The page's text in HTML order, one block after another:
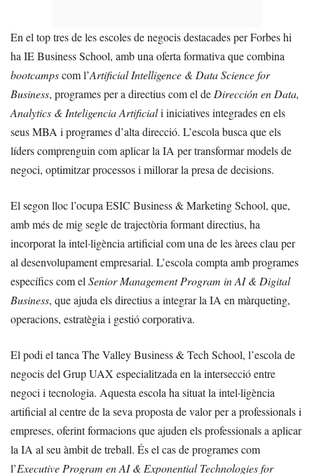
En el top tres de les escoles de negocis destacades per Forbes hi
ha IE Business School, amb una oferta formativa que combina
bootcampscom l’Artificial Intelligence & Data Science for
Business, programes per a directius com el de Dirección en Data,
Analytics & Inteligencia Artificiali iniciatives integrades en els
seus MBA i programes d’alta direcció. L’escola busca que els
líders comprenguin com aplicar la IA per transformar models de
negoci, optimitzar processos i millorar la presa de decisions.
El segon lloc l’ocupa ESIC Business & Marketing School, que,
amb més de mig segle de trajectòria formant directius, ha
incorporat la intel·ligència artificial com una de les àrees clau per
al desenvolupament empresarial. L’escola compta amb programes
específics com el Senior Management Program in AI & Digital
Business, que ajuda els directius a integrar la IA en màrqueting,
operacions, estratègia i gestió corporativa.
El podi el tanca The Valley Business & Tech School, l’escola de
negocis del Grup UAX especialitzada en la intersecció entre
negoci i tecnologia. Aquesta escola ha situat la intel·ligència
artificial al centre de la seva proposta de valor per a professionals i
empreses, oferint formacions que ajuden els professionals a aplicar
la IA al seu àmbit de treball. És el cas de programes com
l’Executive Program en AI & Exponential Technologies for